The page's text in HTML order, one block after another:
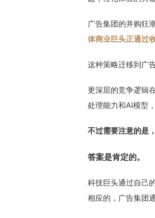
广告集团的并购狂
体商业巨头正通过
这种策略迁移到广
更深层的竞争逻辑
处理能力和AI模型
不过需要注意的是，
答案是肯定的。
科技巨头通过自己
相应的，广告集团